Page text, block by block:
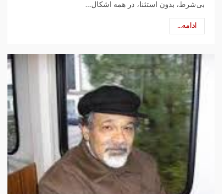
بی‌شرط، بدون استثنا، در همه اشکال...
ادامه...